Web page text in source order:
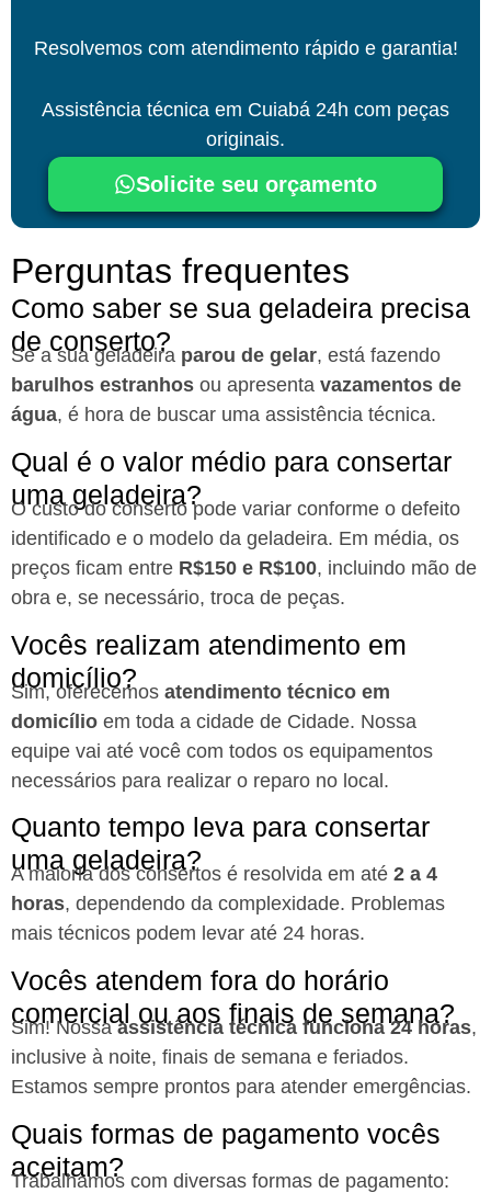
Resolvemos com atendimento rápido e garantia!
Assistência técnica em Cuiabá 24h com peças
originais.
Solicite seu orçamento
Perguntas frequentes
Como saber se sua geladeira precisa
de conserto?
Se a sua geladeira parou de gelar, está fazendo
barulhos estranhos ou apresenta vazamentos de
água, é hora de buscar uma assistência técnica.
Qual é o valor médio para consertar
uma geladeira?
O custo do conserto pode variar conforme o defeito
identificado e o modelo da geladeira. Em média, os
preços ficam entre R$150 e R$100, incluindo mão de
obra e, se necessário, troca de peças.
Vocês realizam atendimento em
domicílio?
Sim, oferecemos atendimento técnico em
domicílio em toda a cidade de Cidade. Nossa
equipe vai até você com todos os equipamentos
necessários para realizar o reparo no local.
Quanto tempo leva para consertar
uma geladeira?
A maioria dos consertos é resolvida em até 2 a 4
horas, dependendo da complexidade. Problemas
mais técnicos podem levar até 24 horas.
Vocês atendem fora do horário
comercial ou aos finais de semana?
Sim! Nossaassistência técnica funciona 24 horas,
inclusive à noite, finais de semana e feriados.
Estamos sempre prontos para atender emergências.
Quais formas de pagamento vocês
aceitam?
Trabalhamos com diversas formas de pagamento: